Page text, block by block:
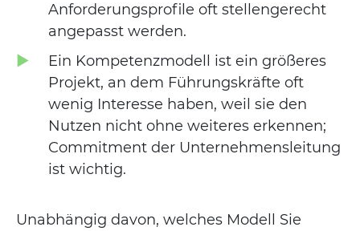
Anforderungsprofile oft stellengerecht
angepasst werden.
Ein Kompetenzmodell ist ein größeres
Projekt, an dem Führungskräfte oft
wenig Interesse haben, weil sie den
Nutzen nicht ohne weiteres erkennen;
Commitment der Unternehmensleitung
ist wichtig.
Unabhängig davon, welches Modell Sie